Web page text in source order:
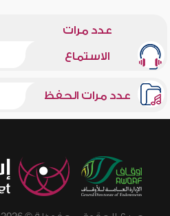
عدد مرات
الاستماع
عدد مرات الحفظ